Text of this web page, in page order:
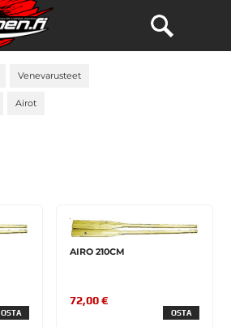
Venevarusteet
Airot
OSTA
AIRO 210CM
72,00 €
OSTA